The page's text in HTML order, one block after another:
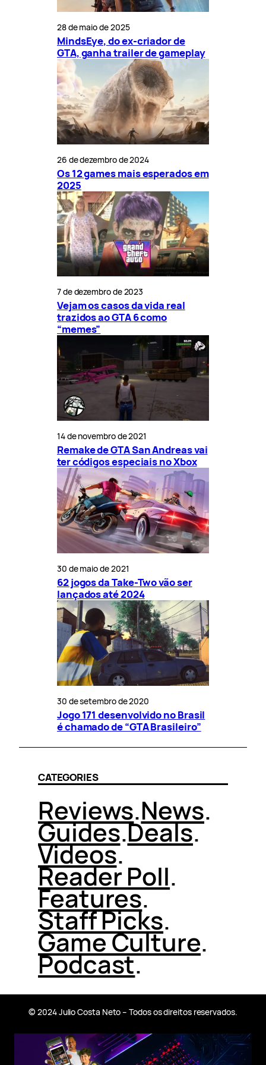
28 de maio de 2025
MindsEye, do ex-criador de
GTA, ganha trailer de gameplay
26 de dezembro de 2024
Os 12 games mais esperados em
2025
7 de dezembro de 2023
Vejam os casos da vida real
trazidos ao GTA 6 como
“memes”
14 de novembro de 2021
Remake de GTA San Andreas vai
ter códigos especiais no Xbox
30 de maio de 2021
62 jogos da Take-Two vão ser
lançados até 2024
30 de setembro de 2020
Jogo 171 desenvolvido no Brasil
é chamado de “GTA Brasileiro”
CATEGORIES
Reviews.News.
Guides.Deals.
Videos.
Reader Poll.
Features.
Staff Picks.
Game Culture.
Podcast.
© 2024 Julio Costa Neto – Todos os direitos reservados.